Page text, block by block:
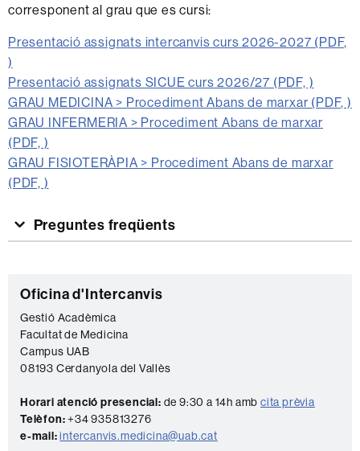
corresponent al grau que es cursi:
Presentació assignats intercanvis curs 2026-2027 (PDF,
)
Presentació assignats SICUE curs 2026/27 (PDF, )
GRAU MEDICINA > Procediment Abans de marxar (PDF, )
GRAU INFERMERIA > Procediment Abans de marxar
(PDF, )
GRAU FISIOTERÀPIA > Procediment Abans de marxar
(PDF, )
Preguntes freqüents
Informació
complementària
C
o
n
t
c
t
Oficina d'Intercanvis
Gestió Acadèmica
Facultat de Medicina
Campus UAB
08193 Cerdanyola del Vallès
Horari atenció presencial: de 9:30 a 14h ambcita prèvia
Telèfon:+34 935813276
e-mail:intercanvis.medicina@uab.cat